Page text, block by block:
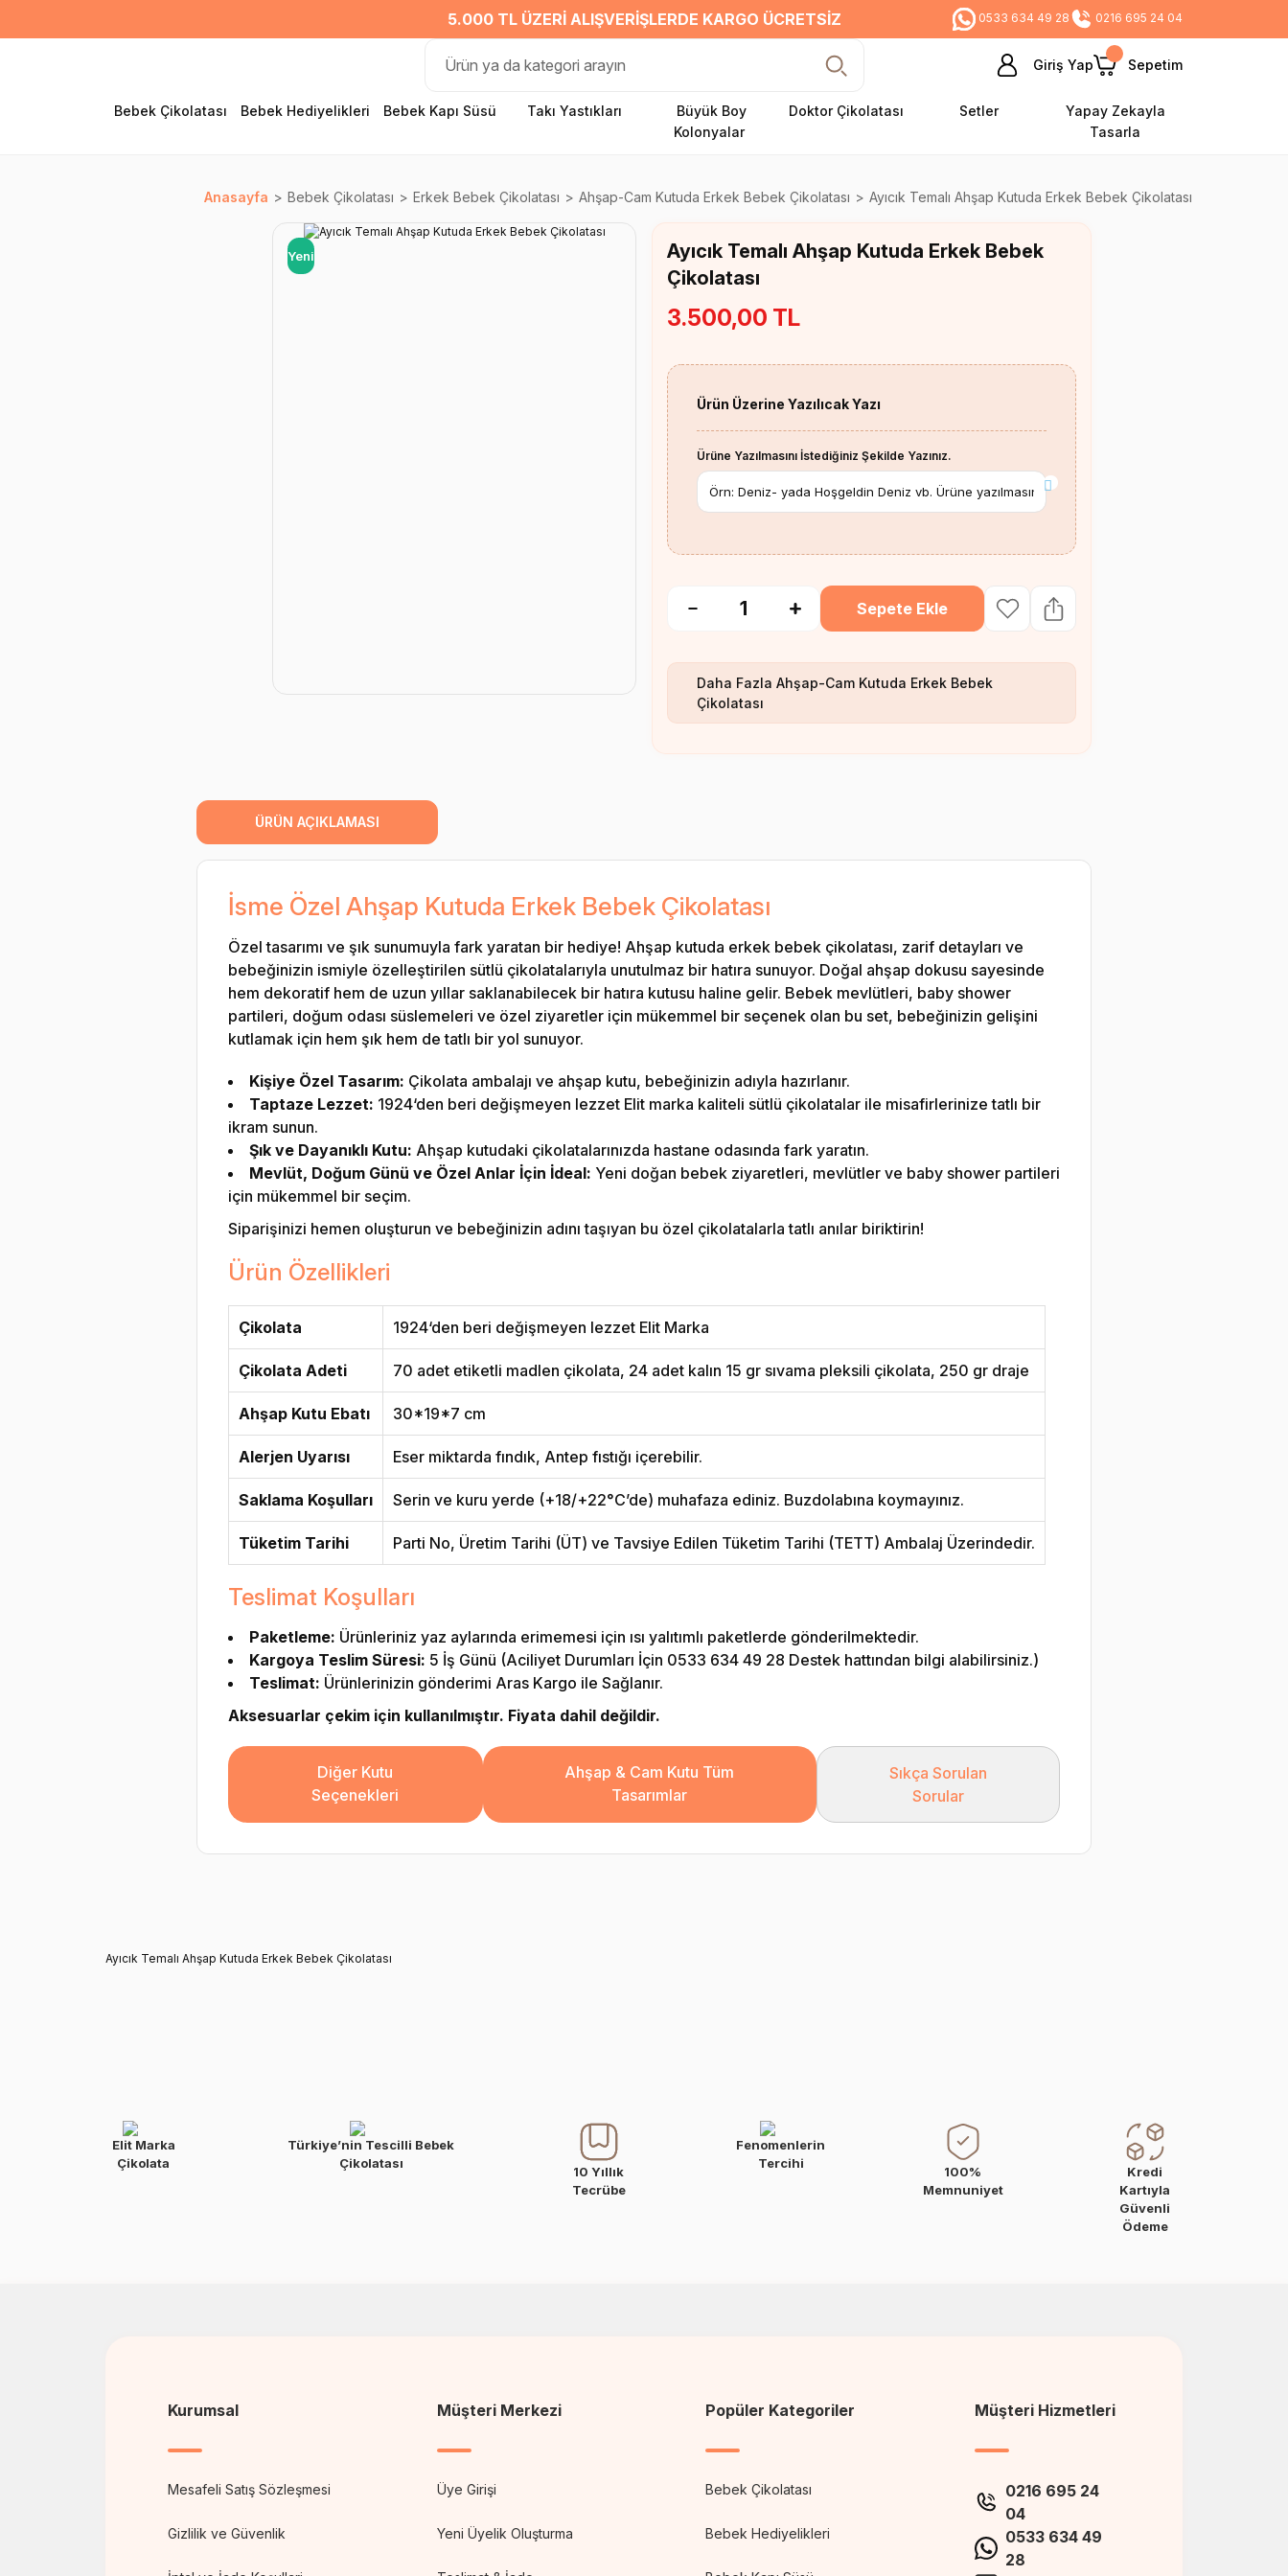
5.000 TL ÜZERI ALIŞVERIŞLERDE KARGO ÜCRETSIZ 0533 634 49 28 0216 695 24 04
Giriş Yap Sepetim
Bebek Çikolatası Bebek Hediyelikleri Bebek Kapı Süsü Takı Yastıkları
Büyük Boy
Kolonyalar
Doktor Çikolatası Setler
Yapay Zekayla
Tasarla
Anasayfa Bebek Çikolatası Erkek Bebek Çikolatası Ahşap-Cam Kutuda Erkek Bebek Çikolatası Ayıcık Temalı Ahşap Kutuda Erkek Bebek Çikolatası
Yeni
Ayıcık Temalı Ahşap Kutuda Erkek Bebek
Çikolatası
3.500,00 TL
Ürün Üzerine Yazılıcak Yazı
Ürüne Yazılmasını İstediğiniz Şekilde Yazınız.
*
Sepete Ekle
Daha Fazla Ahşap-Cam Kutuda Erkek Bebek
Çikolatası
ÜRÜN AÇIKLAMASI
İsme Özel Ahşap Kutuda Erkek Bebek Çikolatası
Özel tasarımı ve şık sunumuyla fark yaratan bir hediye! Ahşap kutuda erkek bebek çikolatası, zarif detayları ve
bebeğinizin ismiyle özelleştirilen sütlü çikolatalarıyla unutulmaz bir hatıra sunuyor. Doğal ahşap dokusu sayesinde
hem dekoratif hem de uzun yıllar saklanabilecek bir hatıra kutusu haline gelir. Bebek mevlütleri, baby shower
partileri, doğum odası süslemeleri ve özel ziyaretler için mükemmel bir seçenek olan bu set, bebeğinizin gelişini
kutlamak için hem şık hem de tatlı bir yol sunuyor.
Kişiye Özel Tasarım: Çikolata ambalajı ve ahşap kutu, bebeğinizin adıyla hazırlanır.
Taptaze Lezzet: 1924‘den beri değişmeyen lezzet Elit marka kaliteli sütlü çikolatalar ile misafirlerinize tatlı bir
ikram sunun.
Şık ve Dayanıklı Kutu: Ahşap kutudaki çikolatalarınızda hastane odasında fark yaratın.
Mevlüt, Doğum Günü ve Özel Anlar İçin İdeal: Yeni doğan bebek ziyaretleri, mevlütler ve baby shower partileri
için mükemmel bir seçim.
Siparişinizi hemen oluşturun ve bebeğinizin adını taşıyan bu özel çikolatalarla tatlı anılar biriktirin!
Ürün Özellikleri
Çikolata 1924‘den beri değişmeyen lezzet Elit Marka
Çikolata Adeti 70 adet etiketli madlen çikolata, 24 adet kalın 15 gr sıvama pleksili çikolata, 250 gr draje
Ahşap Kutu Ebatı 30*19*7 cm
Alerjen Uyarısı Eser miktarda fındık, Antep fıstığı içerebilir.
Saklama Koşulları Serin ve kuru yerde (+18/+22°C’de) muhafaza ediniz. Buzdolabına koymayınız.
Tüketim Tarihi Parti No, Üretim Tarihi (ÜT) ve Tavsiye Edilen Tüketim Tarihi (TETT) Ambalaj Üzerindedir.
Teslimat Koşulları
Paketleme: Ürünleriniz yaz aylarında erimemesi için ısı yalıtımlı paketlerde gönderilmektedir.
Kargoya Teslim Süresi: 5 İş Günü (Aciliyet Durumları İçin 0533 634 49 28 Destek hattından bilgi alabilirsiniz.)
Teslimat: Ürünlerinizin gönderimi Aras Kargo ile Sağlanır.
Aksesuarlar çekim için kullanılmıştır. Fiyata dahil değildir.
Diğer Kutu
Seçenekleri
Ahşap & Cam Kutu Tüm
Tasarımlar
Sıkça Sorulan
Sorular
Ayıcık Temalı Ahşap Kutuda Erkek Bebek Çikolatası
Elit Marka
Çikolata
Türkiye’nin Tescilli Bebek
Çikolatası
10 Yıllık
Tecrübe
Fenomenlerin
Tercihi
100%
Memnuniyet
Kredi
Kartıyla
Güvenli
Ödeme
Kurumsal
Mesafeli Satış Sözleşmesi
Gizlilik ve Güvenlik
Müşteri Merkezi
Üye Girişi
Yeni Üyelik Oluşturma
Popüler Kategoriler
Bebek Çikolatası
Bebek Hediyelikleri
Müşteri Hizmetleri
0216 695 24
04
0533 634 49
28